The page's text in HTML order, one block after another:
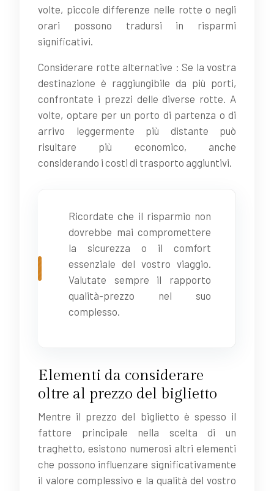
volte, piccole differenze nelle rotte o negli
orari possono tradursi in risparmi
significativi.
Considerare rotte alternative : Se la vostra
destinazione è raggiungibile da più porti,
confrontate i prezzi delle diverse rotte. A
volte, optare per un porto di partenza o di
arrivo leggermente più distante può
risultare più economico, anche
considerando i costi di trasporto aggiuntivi.
Ricordate che il risparmio non
dovrebbe mai compromettere
la sicurezza o il comfort
essenziale del vostro viaggio.
Valutate sempre il rapporto
qualità-prezzo nel suo
complesso.
Elementi da considerare
oltre al prezzo del biglietto
Mentre il prezzo del biglietto è spesso il
fattore principale nella scelta di un
traghetto, esistono numerosi altri elementi
che possono influenzare significativamente
il valore complessivo e la qualità del vostro